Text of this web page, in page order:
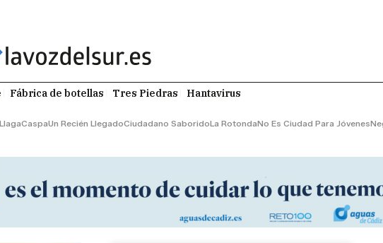
Fábrica de botellas Tres Piedras Hantavirus
CaspaUn Recién LlegadoCiudadano SaboridoLa RotondaNo Es Ciudad Para Jóvenes